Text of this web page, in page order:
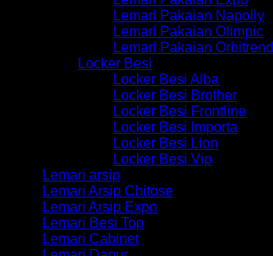
Lemari Pakaian Napolly
Lemari Pakaian Olimpic
Lemari Pakaian Orbitrend
Locker Besi
Locker Besi Alba
Locker Besi Brother
Locker Besi Frontline
Locker Besi Importa
Locker Besi Lion
Locker Besi Vip
Lemari arsip
Lemari Arsip Chitose
Lemari Arsip Expo
Lemari Besi Top
Lemari Cabinet